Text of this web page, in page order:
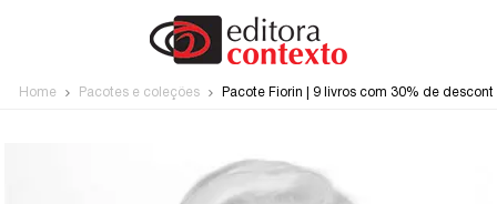
Home Pacotes e coleções Pacote Fiorin | 9 livros com 30% de